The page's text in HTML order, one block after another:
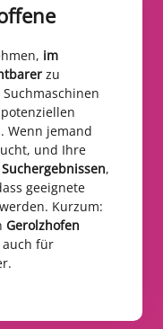
im
zu
Wenn jemand
und Ihre
,
geeignete
Kurzum:
Gerolzhofen
für